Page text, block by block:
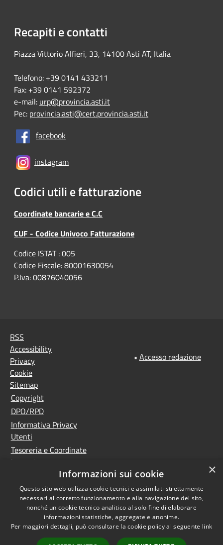
Recapiti e contatti
Piazza Vittorio Alfieri, 33, 14100 Asti AT, Italia
Telefono: +39 0141 433211
Fax: +39 0141 592372
e-mail: urp@provincia.asti.it
Pec: provincia.asti@cert.provincia.asti.it
facebook
instagram
Codici utili e fatturazione
Coordinate bancarie e C.C
CUF - Codice Univoco Fatturazione
Codice ISTAT : 005
Codice Fiscale: 80001630054
P.Iva: 00876040056
RSS
Accessibility
Privacy
Cookie
Sitemap
Copyright
DPO/RPD
Informativa Privacy
Utenti
Tesoreria e Coordinate
bancarie
Controlla la tua posta
PNRR (Piano Nazionale
di Ripresa e Resilienza)
Meccanismo di feedback
Whistleblowing
Dichiarazione di
• Accesso redazione
×
Informazioni sui cookie
Questo sito web utilizza cookie tecnici e assimilati strettamente
necessari al corretto funzionamento e alla navigazione del sito,
nonché un cookie tecnico analitico al solo fine di elaborare
informazioni statistiche, aggregate e anonime.
Per maggiori dettagli, può consultare la cookie policy al seguente link